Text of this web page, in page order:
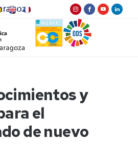
y
el
de nuevo